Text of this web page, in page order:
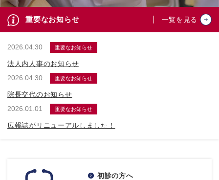
重要なお知らせ 一覧を見る
2026.04.30 重要なお知らせ
法人内人事のお知らせ
2026.04.30
重要なお知らせ
院長交代のお知らせ
2026.01.01
重要なお知らせ
広報誌がリニューアルしました！
初診の方へ